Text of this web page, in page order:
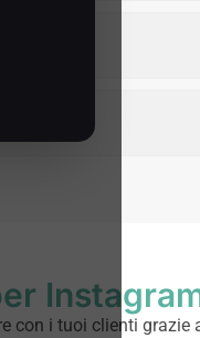
i tuoi clienti grazie